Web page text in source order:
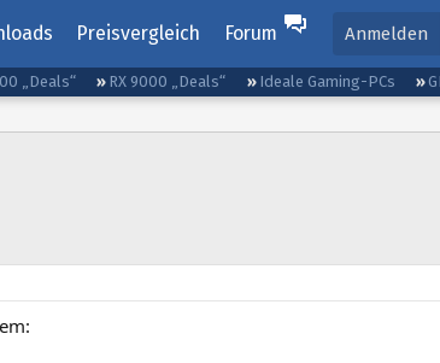
Preisvergleich Forum Anmelden
„Deals“ RX 9000 „Deals“ Ideale Gaming-PCs